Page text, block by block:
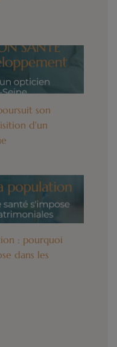
son
d'un
: pourquoi
dans les